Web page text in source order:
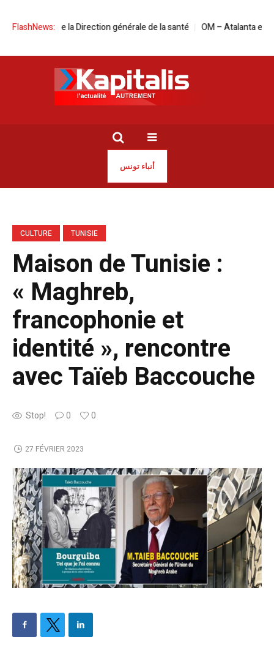
FlashNews:
à la tête de la Direction générale de la santé OM – Atalanta en live
أنباء تونس
CULTURE TUNISIE
Maison de Tunisie :
« Maghreb,
francophonie et
identité », rencontre
avec Taïeb Baccouche
Stop! 0 0
27 FÉVRIER 2023